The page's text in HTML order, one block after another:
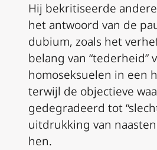
Hij bekritiseerde
het antwoord van de
dubium, zoals het
belang van “tederheid”
homoseksuelen in een
terwijl de objectieve
gedegradeerd tot
uitdrukking van
hen.